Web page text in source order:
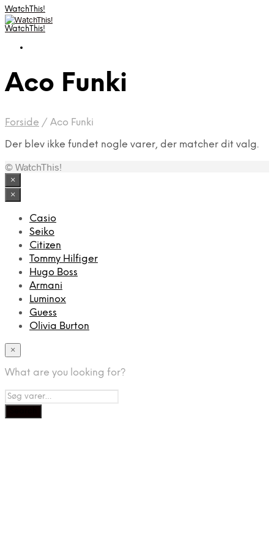
WatchThis!
WatchThis!
Aco Funki
Forside / Aco Funki
Der blev ikke fundet nogle varer, der matcher dit valg.
© WatchThis!
×
×
Casio
Seiko
Citizen
Tommy Hilfiger
Hugo Boss
Armani
Luminox
Guess
Olivia Burton
×
What are you looking for?